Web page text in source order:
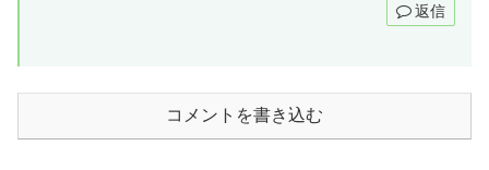
返信
コメントを書き込む